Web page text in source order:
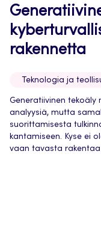
rakennetta
Teknologia ja
Generatiivinen
analyysiä, mutta
suorittamisesta
kantamiseen. Kyse ei
vaan tavasta